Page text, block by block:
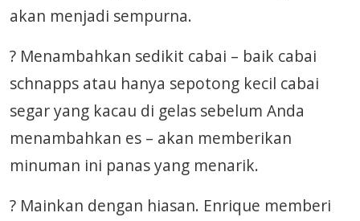
akan menjadi sempurna.
? Menambahkan sedikit cabai – baik cabai
schnapps atau hanya sepotong kecil cabai
segar yang kacau di gelas sebelum Anda
menambahkan es – akan memberikan
minuman ini panas yang menarik.
? Mainkan dengan hiasan. Enrique memberi